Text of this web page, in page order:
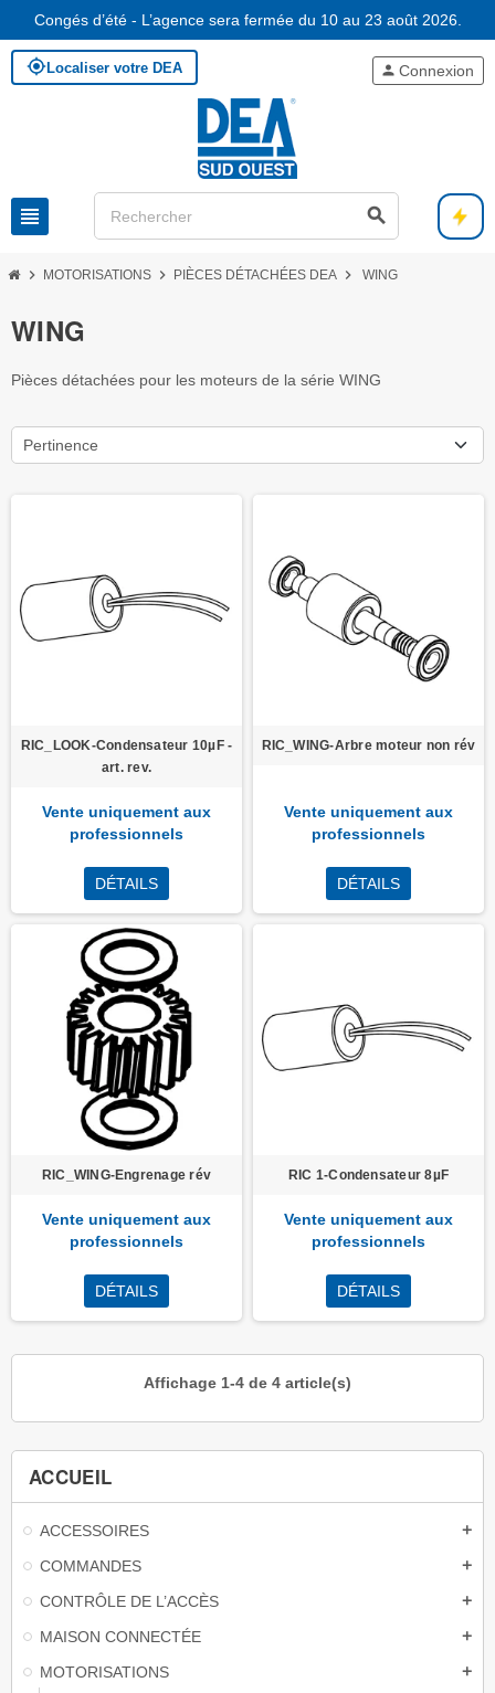
Congés d’été - L’agence sera fermée du 10 au 23 août 2026.
my_locationLocaliser votre DEA
view_headline search
person Connexion
chevron_right MOTORISATIONS chevron_right PIÈCES DÉTACHÉES DEA chevron_right WING
ACCUEIL
ACCESSOIRES add
COMMANDES add
CONTRÔLE DE L’ACCÈS add
MAISON CONNECTÉE add
MOTORISATIONS add
WING
Pièces détachées pour les moteurs de la série WING
Pertinence
RIC_LOOK-Condensateur 10µF -
art. rev.
Vente uniquement aux
professionnels
DÉTAILS
RIC_WING-Arbre moteur non rév
Vente uniquement aux
professionnels
DÉTAILS
RIC_WING-Engrenage rév
Vente uniquement aux
professionnels
DÉTAILS
RIC 1-Condensateur 8µF
Vente uniquement aux
professionnels
DÉTAILS
Affichage 1-4 de 4 article(s)